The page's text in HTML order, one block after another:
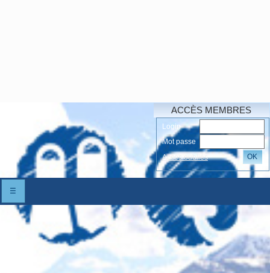
ACCÈS MEMBRES
Login
Mot passe
Accés oubliés
OK
☰